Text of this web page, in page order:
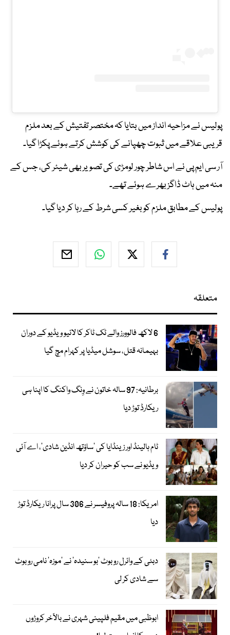
پولیس نے مزاحیہ انداز میں بتایا کہ مختصر تفتیش کے بعد ملزم
قریبی علاقے میں ثبوت چھپانے کی کوشش کرتے ہوئے پکڑا گیا۔
آر سی ایم پی نے اس شاطر چور لومڑی کی تصویر بھی شیئر کی، جس کے
منہ میں ہاٹ ڈاگز بھرے ہوئے تھے۔
پولیس کے مطابق ملزم کو بغیر کسی شرط کے رہا کر دیا گیا۔
متعلقہ
6 لاکھ فالوورز والے ٹک ٹاکر کا لائیو ویڈیو کے دوران
بہیمانہ قتل، سوشل میڈیا پر کہرام مچ گیا
برطانیہ: 97 سالہ خاتون نے وِنگ واکنگ کا اپنا ہی
ریکارڈ توڑ دیا
ٹام ہالینڈ اور زینڈایا کی ’ساؤتھ انڈین شادی‘، اے آئی
ویڈیو نے سب کو حیران کر دیا
امریکا: 18 سالہ پروفیسر نے 306 سال پرانا ریکارڈ توڑ
دیا
دبئی کے وائرل روبوٹ ’بو سنیدہ‘ نے ’موزہ‘ نامی روبوٹ
سے شادی کر لی
ابوظبی میں مقیم فلپینی شہری نے بالآخر کروڑوں